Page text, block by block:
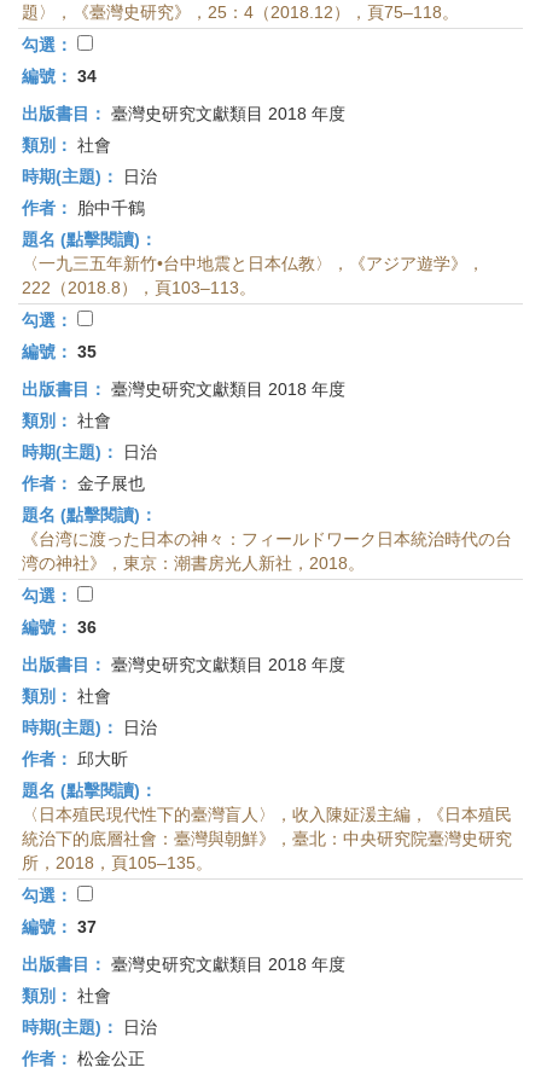
題〉，《臺灣史研究》，25：4（2018.12），頁75–118。
勾選：
編號： 34
出版書目： 臺灣史研究文獻類目 2018 年度
類別： 社會
時期(主題)：
日治
作者：
胎中千鶴
題名 (點擊閱讀)：
〈一九三五年新竹•台中地震と日本仏教〉，《アジア遊学》，
222（2018.8），頁103–113。
勾選：
編號： 35
出版書目： 臺灣史研究文獻類目 2018 年度
類別： 社會
時期(主題)：
日治
作者： 金子展也
題名 (點擊閱讀)：
《台湾に渡った日本の神々：フィールドワーク日本統治時代の台
湾の神社》，東京：潮書房光人新社，2018。
勾選：
編號： 36
出版書目： 臺灣史研究文獻類目 2018 年度
類別： 社會
時期(主題)：
日治
作者：
邱大昕
題名 (點擊閱讀)：
〈日本殖民現代性下的臺灣盲人〉，收入陳姃湲主編，《日本殖民
統治下的底層社會：臺灣與朝鮮》，臺北：中央研究院臺灣史研究
所，2018，頁105–135。
勾選：
編號： 37
出版書目： 臺灣史研究文獻類目 2018 年度
類別： 社會
時期(主題)：
日治
作者： 松金公正